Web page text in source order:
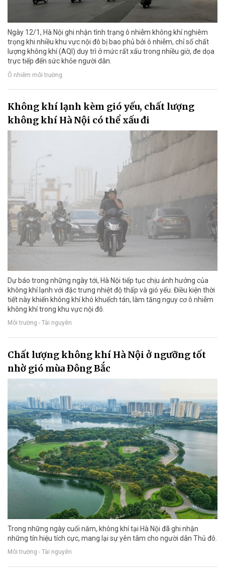
Ngày 12/1, Hà Nội ghi nhận tình trạng ô nhiễm không khí nghiêm
trọng khi nhiều khu vực nội đô bị bao phủ bởi ô nhiễm, chỉ số chất
lượng không khí (AQI) duy trì ở mức rất xấu trong nhiều giờ, đe dọa
trực tiếp đến sức khỏe người dân.
Ô nhiễm môi trường
Không khí lạnh kèm gió yếu, chất lượng
không khí Hà Nội có thể xấu đi
Dự báo trong những ngày tới, Hà Nội tiếp tục chịu ảnh hưởng của
không khí lạnh với đặc trưng nhiệt độ thấp và gió yếu. Điều kiện thời
tiết này khiến không khí khó khuếch tán, làm tăng nguy cơ ô nhiễm
không khí trong khu vực nội đô.
Môi trường - Tài nguyên
Chất lượng không khí Hà Nội ở ngưỡng tốt
nhờ gió mùa Đông Bắc
Trong những ngày cuối năm, không khí tại Hà Nội đã ghi nhận
những tín hiệu tích cực, mang lại sự yên tâm cho người dân Thủ đô.
Môi trường - Tài nguyên